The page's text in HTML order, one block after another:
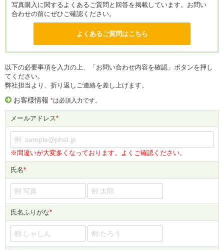
写真購入に関するよくあるご質問と回答を掲載しています。お問い
合わせの前にぜひご確認ください。
以下の必要事項を入力の上、「お問い合わせ内容を確認」ボタンを押し
てください。
弊社担当より、折り返しご連絡を差し上げます。
お客様情報 *は必須入力です。
メールアドレス*
※間違いが大変多くなっております。よくご確認ください。
氏名*
氏名ふりがな*